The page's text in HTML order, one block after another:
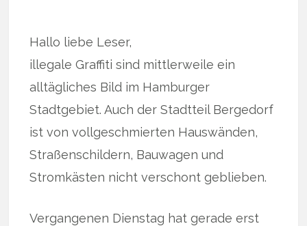
Hallo liebe Leser,
illegale Graffiti sind mittlerweile ein
alltägliches Bild im Hamburger
Stadtgebiet. Auch der Stadtteil Bergedorf
ist von vollgeschmierten Hauswänden,
Straßenschildern, Bauwagen und
Stromkästen nicht verschont geblieben.
Vergangenen Dienstag hat gerade erst